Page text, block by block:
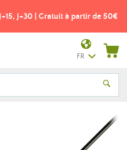
J+30 | Gratuit à partir de 50€
FR